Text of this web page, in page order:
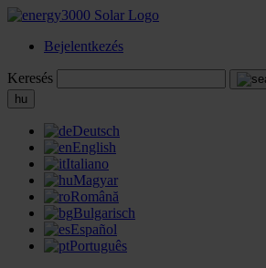
Bejelentkezés
Keresés
hu
Deutsch
English
Italiano
Magyar
Română
Bulgarisch
Español
Português